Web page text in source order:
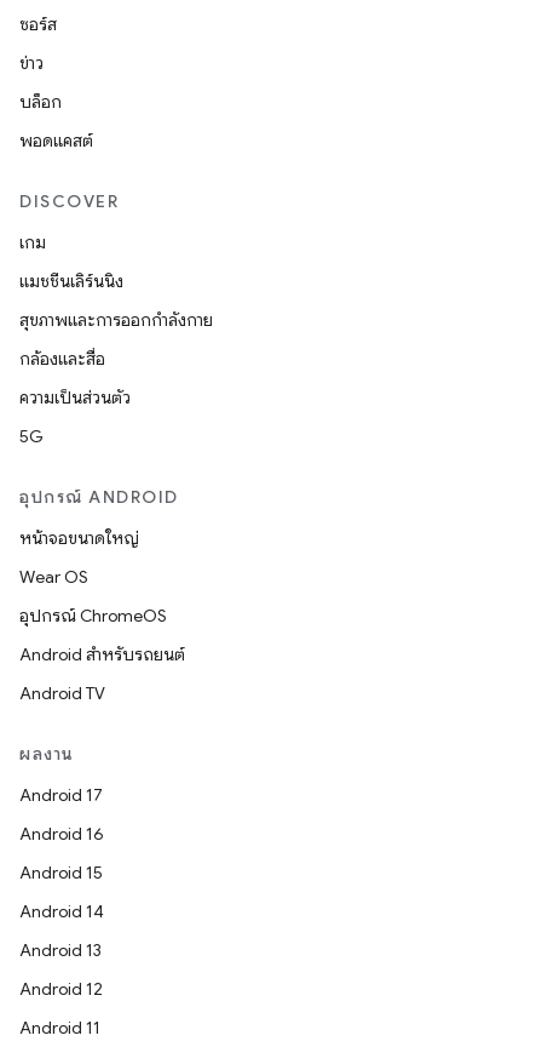
ซอร์ส
ข่าว
บล็อก
พอดแคสต์
DISCOVER
เกม
แมชชีนเลิร์นนิง
สุขภาพและการออกกำลังกาย
กล้องและสื่อ
ความเป็นส่วนตัว
5G
อุปกรณ์ ANDROID
หน้าจอขนาดใหญ่
Wear OS
อุปกรณ์ ChromeOS
Android สำหรับรถยนต์
Android TV
ผลงาน
Android 17
Android 16
Android 15
Android 14
Android 13
Android 12
Android 11